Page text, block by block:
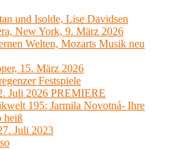
und Isolde, Lise Davidsen
New York, 9. März 2026
Welten, Mozarts Musik neu
15. März 2026
Festspiele
Juli 2026 PREMIERE
195: Jarmila Novotná- Ihre
heiß
Juli 2023